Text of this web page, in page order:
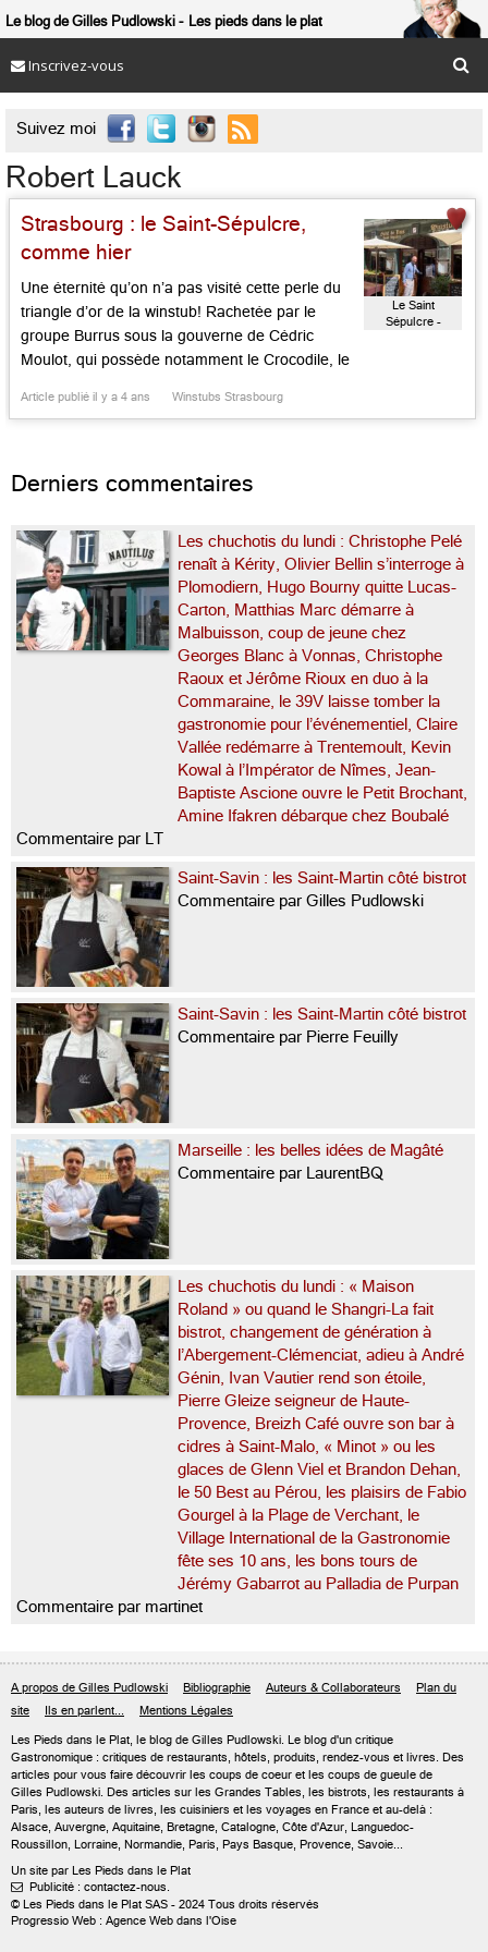
Le blog de Gilles Pudlowski Les pieds dans le plat
Inscrivez-vous
Suivez moi 
Robert Lauck
Strasbourg : le Saint-Sépulcre,
comme hier
Une éternité qu’on n’a pas visité cette perle du
triangle d’or de la winstub! Rachetée par le
groupe Burrus sous la gouverne de Cédric
Moulot, qui possède notamment le Crocodile, le
Poste, la maison retrouve son bel esprit « tradi »
Article publié il y a 4 ans Winstubs Strasbourg
Le Saint
Sépulcre -
Derniers commentaires
Les chuchotis du lundi : Christophe Pelé
renaît à Kérity, Olivier Bellin s’interroge à
Plomodiern, Hugo Bourny quitte Lucas-
Carton, Matthias Marc démarre à
Malbuisson, coup de jeune chez
Georges Blanc à Vonnas, Christophe
Raoux et Jérôme Rioux en duo à la
Commaraine, le 39V laisse tomber la
gastronomie pour l’événementiel, Claire
Vallée redémarre à Trentemoult, Kevin
Kowal à l’Impérator de Nîmes, Jean-
Baptiste Ascione ouvre le Petit Brochant,
Amine Ifakren débarque chez Boubalé
Commentaire par LT
Saint-Savin : les Saint-Martin côté bistrot
Commentaire par Gilles Pudlowski
Saint-Savin : les Saint-Martin côté bistrot
Commentaire par Pierre Feuilly
Marseille : les belles idées de Magâté
Commentaire par LaurentBQ
Les chuchotis du lundi : « Maison
Roland » ou quand le Shangri-La fait
bistrot, changement de génération à
l’Abergement-Clémenciat, adieu à André
Génin, Ivan Vautier rend son étoile,
Pierre Gleize seigneur de Haute-
Provence, Breizh Café ouvre son bar à
cidres à Saint-Malo, « Minot » ou les
glaces de Glenn Viel et Brandon Dehan,
le 50 Best au Pérou, les plaisirs de Fabio
Gourgel à la Plage de Verchant, le
Village International de la Gastronomie
fête ses 10 ans, les bons tours de
Jérémy Gabarrot au Palladia de Purpan
Commentaire par martinet
A propos de Gilles Pudlowski Bibliographie Auteurs & Collaborateurs
Plan du
site
Ils en parlent... Mentions Légales
Les Pieds dans le Plat, le blog de Gilles Pudlowski. Le blog d'un critique
Gastronomique : critiques de restaurants, hôtels, produits, rendez-vous et livres. Des
articles pour vous faire découvrir les coups de coeur et les coups de gueule de
Gilles Pudlowski. Des articles sur les Grandes Tables, les bistrots, les restaurants à
Paris, les auteurs de livres, les cuisiniers et les voyages en France et au-delà :
Alsace, Auvergne, Aquitaine, Bretagne, Catalogne, Côte d'Azur, Languedoc-
Roussillon, Lorraine, Normandie, Paris, Pays Basque, Provence, Savoie...
Un site par Les Pieds dans le Plat
 Publicité : contactez-nous.
© Les Pieds dans le Plat SAS - 2024 Tous droits réservés
Progressio Web : Agence Web dans l'Oise